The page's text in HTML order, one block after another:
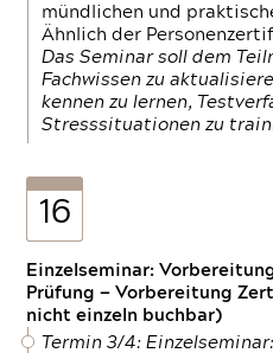
mündlichen und
Ähnlich der
Das Seminar soll dem
Fachwissen zu
kennen zu lernen,
Stresssituationen zu
16
Einzelseminar:
Prüfung — Vorbereitung
nicht einzeln buchbar)
Termin 3/4: Einzelseminar: